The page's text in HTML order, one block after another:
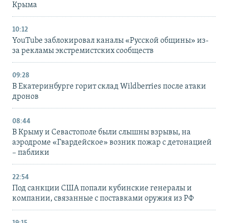
Крыма
10:12
YouTube заблокировал каналы «Русской общины» из-
за рекламы экстремистских сообществ
09:28
В Екатеринбурге горит склад Wildberries после атаки
дронов
08:44
В Крыму и Севастополе были слышны взрывы, на
аэродроме «Гвардейское» возник пожар с детонацией
– паблики
22:54
Под санкции США попали кубинские генералы и
компании, связанные с поставками оружия из РФ